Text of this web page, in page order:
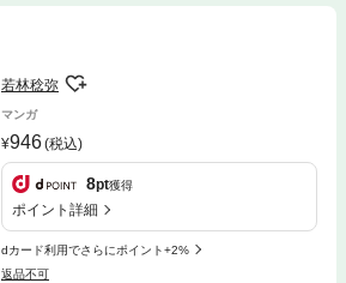
若林稔弥
マンガ
946(税込)
8pt獲得
ポイント詳細
dカード利用でさらにポイント+2%
返品不可